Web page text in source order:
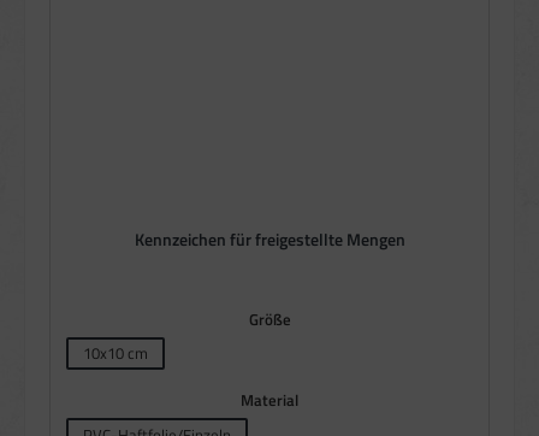
Kennzeichen für freigestellte Mengen
Größeauswählen
10x10 cm
Material